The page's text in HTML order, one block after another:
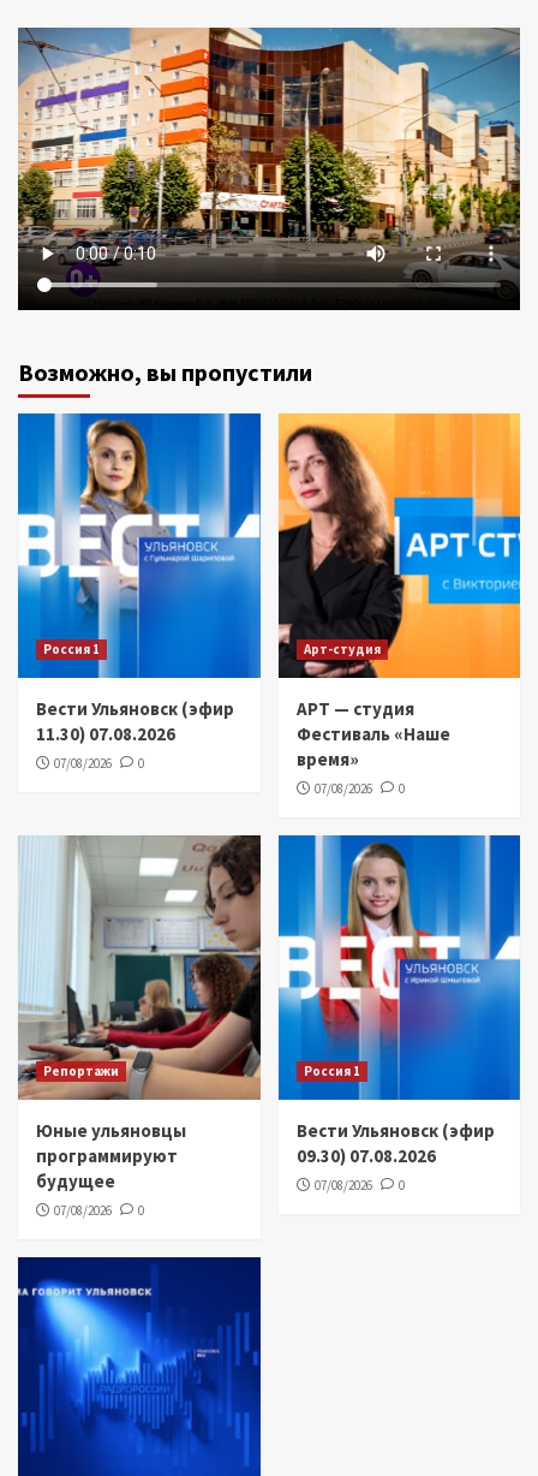
Возможно, вы пропустили
Россия 1
Вести Ульяновск (эфир
11.30) 07.08.2026
07/08/2026 0
Арт-студия
АРТ — студия
Фестиваль «Наше
время»
07/08/2026 0
Репортажи
Юные ульяновцы
программируют
будущее
07/08/2026 0
Россия 1
Вести Ульяновск (эфир
09.30) 07.08.2026
07/08/2026 0